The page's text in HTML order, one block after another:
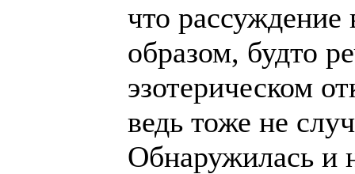
что
образом, будто
эзотерическом
ведь тоже не
Обнаружилась и